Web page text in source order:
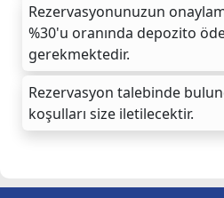
Rezervasyonunuzun
%30'u oranında depozito
gerekmektedir.
Rezervasyon talebinde
koşulları size iletilecektir.